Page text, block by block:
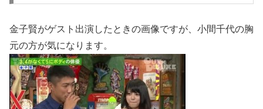
金子賢がゲスト出演したときの画像ですが、小間千代の胸
元の方が気になります。